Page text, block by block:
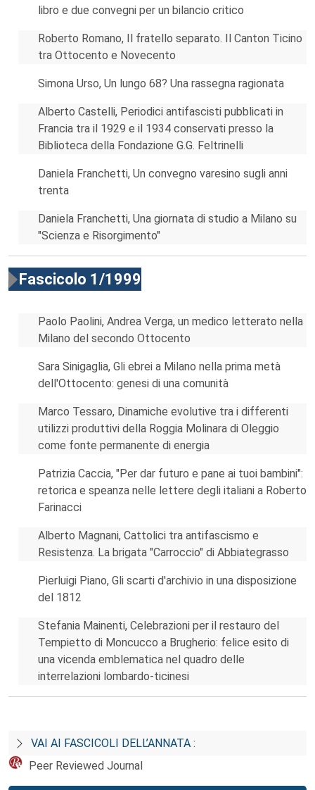
libro e due convegni per un bilancio critico
Roberto Romano, Il fratello separato. Il Canton Ticino
tra Ottocento e Novecento
Simona Urso, Un lungo 68? Una rassegna ragionata
Alberto Castelli, Periodici antifascisti pubblicati in
Francia tra il 1929 e il 1934 conservati presso la
Biblioteca della Fondazione G.G. Feltrinelli
Daniela Franchetti, Un convegno varesino sugli anni
trenta
Daniela Franchetti, Una giornata di studio a Milano su
"Scienza e Risorgimento"
Fascicolo 1/1999
Paolo Paolini, Andrea Verga, un medico letterato nella
Milano del secondo Ottocento
Sara Sinigaglia, Gli ebrei a Milano nella prima metà
dell'Ottocento: genesi di una comunità
Marco Tessaro, Dinamiche evolutive tra i differenti
utilizzi produttivi della Roggia Molinara di Oleggio
come fonte permanente di energia
Patrizia Caccia, "Per dar futuro e pane ai tuoi bambini":
retorica e speanza nelle lettere degli italiani a Roberto
Farinacci
Alberto Magnani, Cattolici tra antifascismo e
Resistenza. La brigata "Carroccio" di Abbiategrasso
Pierluigi Piano, Gli scarti d'archivio in una disposizione
del 1812
Stefania Mainenti, Celebrazioni per il restauro del
Tempietto di Moncucco a Brugherio: felice esito di
una vicenda emblematica nel quadro delle
interrelazioni lombardo-ticinesi
VAI AI FASCICOLI DELL’ANNATA :
Peer Reviewed Journal